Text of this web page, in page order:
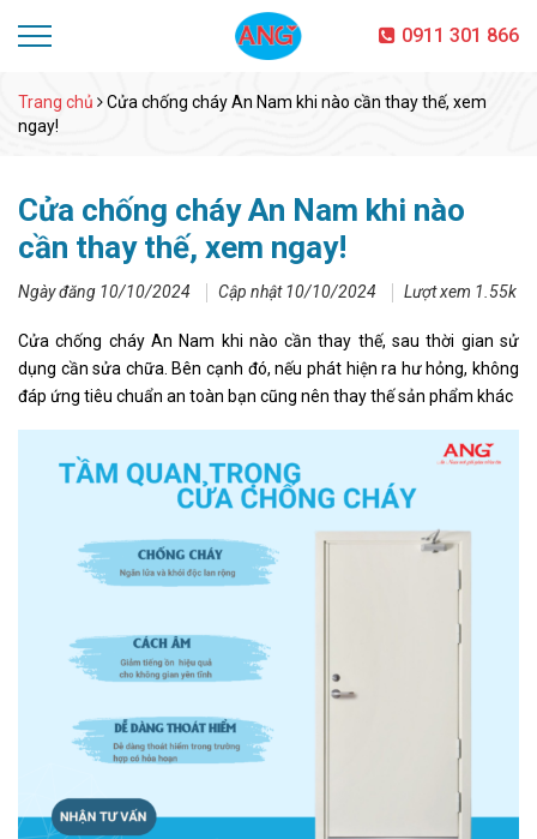
0911 301 866
Trang chủ
Cửa chống cháy An Nam khi nào cần thay thế, xem
ngay!
Cửa chống cháy An Nam khi nào
cần thay thế, xem ngay!
Ngày đăng 10/10/2024 Cập nhật 10/10/2024 Lượt xem 1.55k
Cửa chống cháy An Nam khi nào cần thay thế, sau thời gian sử
dụng cần sửa chữa. Bên cạnh đó, nếu phát hiện ra hư hỏng, không
đáp ứng tiêu chuẩn an toàn bạn cũng nên thay thế sản phẩm khác